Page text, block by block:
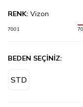
RENK: Vizon
7001
BEDEN SEÇİNİZ:
STD